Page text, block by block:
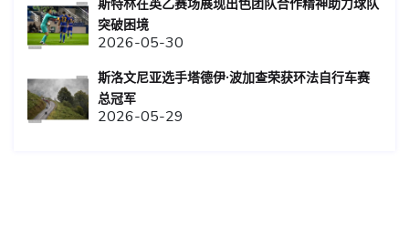
突破困境
2026-05-30
斯洛文尼亚选手塔德伊·波加查荣获环法自行车赛
总冠军
2026-05-29